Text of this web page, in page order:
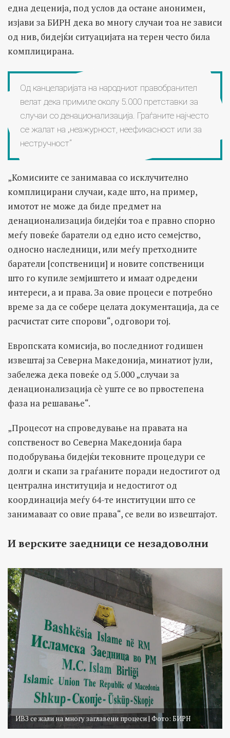
една деценија, под услов да остане анонимен,
изјави за БИРН дека во многу случаи тоа не зависи
од нив, бидејќи ситуацијата на терен често била
комплицирана.
Од канцеларијата на народниот правобранител
велат дека примиле околу 5.000 претставки за
случаи со денационализација. Граѓаните најчесто
се жалат на „неажурност, неефикасност или за
нестручност“
„Комисиите се занимаваа со исклучително
комплицирани случаи, каде што, на пример,
имотот не може да биде предмет на
денационализација бидејќи тоа е правно спорно
меѓу повеќе баратели од едно исто семејство,
односно наследници, или меѓу претходните
баратели [сопственици] и новите сопственици
што го купиле земјиштето и имаат одредени
интереси, а и права. За овие процеси е потребно
време за да се собере целата документација, да се
расчистат сите спорови“, одговори тој.
Европската комисија, во последниот годишен
извештај за Северна Македонија, минатиот јули,
забележа дека повеќе од 5.000 „случаи за
денационализација сè уште се во првостепена
фаза на решавање“.
„Процесот на спроведување на правата на
сопственост во Северна Македонија бара
подобрувања бидејќи тековните процедури се
долги и скапи за граѓаните поради недостигот од
централна институција и недостигот од
координација меѓу 64-те институции што се
занимаваат со овие права“, се вели во извештајот.
И верските заедници се незадоволни
ИВЗ се жали на многу заглавени процеси | Фото: БИРН